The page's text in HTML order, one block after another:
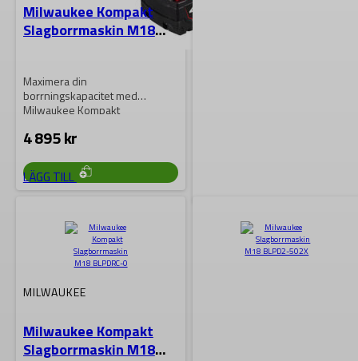
Milwaukee Kompakt
Slagborrmaskin M18
Maximera din
borrningskapacitet med
Milwaukee Kompakt
402C! Kombinerar kraftfull
design….
4 895kr
LÄGG TILL
MILWAUKEE
Milwaukee Kompakt
MILWAUKEE
Milwaukee Kompakt
Slagborrmaskin M18